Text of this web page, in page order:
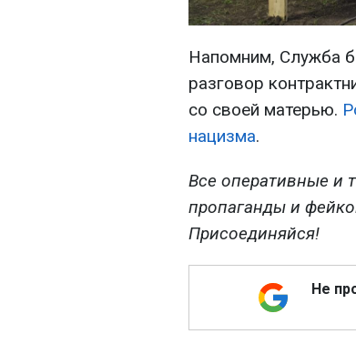
Напомним, Служба
разговор
со своей матерью.
нацизма.
Все оперативные и
пропаганды и
Присоединяйся!
Не